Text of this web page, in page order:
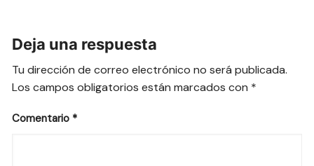
Deja una respuesta
Tu dirección de correo electrónico no será publicada.
Los campos obligatorios están marcados con *
Comentario *